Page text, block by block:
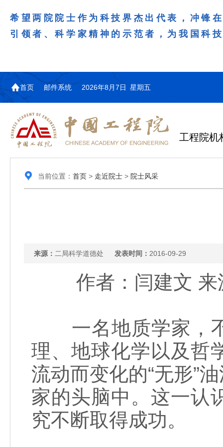
希望两院院士作为科技界杰出代表，冲锋
引领者、科学家精神的示范者，为我国科
首页 邮件系统 2026年8月7日 星期五
工程院机
当前位置： 首页> 走近院士> 院士风采
来源： 二局科学道德处 发表时间： 2016-09-29
作者：闫建文
一名地质学家，不
理、地球化学以及哲
流动而变化的“无形”
家的头脑中。这一认
究不断取得成功。